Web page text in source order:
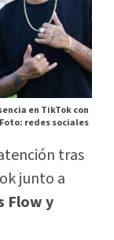
en TikTok con
Foto: redes sociales
tras
junto a
Flow y